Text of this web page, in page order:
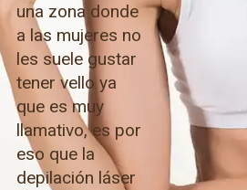
una zona donde
a las mujeres no
les suele gustar
tener vello ya
que es muy
llamativo, es por
eso que la
depilación láser